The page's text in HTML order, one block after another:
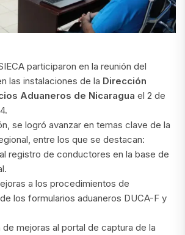
participaron en la reunión del
las instalaciones de la Dirección
Aduaneros de Nicaragua el 2 de
se logró avanzar en temas clave de la
entre los que se destacan:
registro de conductores en la base de
a los procedimientos de
los formularios aduaneros DUCA-F y
mejoras al portal de captura de la